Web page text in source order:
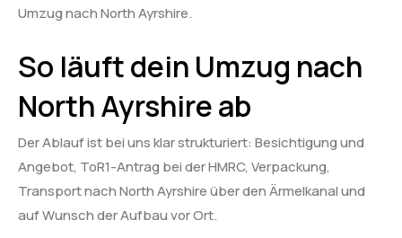
Umzug nach North Ayrshire.
So läuft dein Umzug nach
North Ayrshire ab
Der Ablauf ist bei uns klar strukturiert: Besichtigung und
Angebot, ToR1-Antrag bei der HMRC, Verpackung,
Transport nach North Ayrshire über den Ärmelkanal und
auf Wunsch der Aufbau vor Ort.